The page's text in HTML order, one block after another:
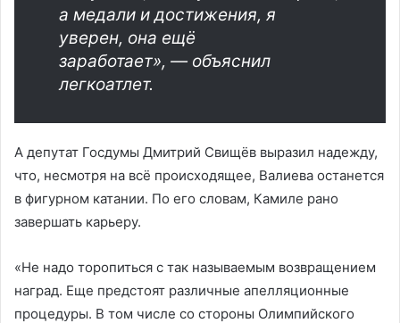
а медали и достижения, я
уверен, она ещё
заработает», — объяснил
легкоатлет.
А депутат Госдумы Дмитрий Свищёв выразил надежду,
что, несмотря на всё происходящее, Валиева останется
в фигурном катании. По его словам, Камиле рано
завершать карьеру.
«Не надо торопиться с так называемым возвращением
наград. Еще предстоят различные апелляционные
процедуры. В том числе со стороны Олимпийского